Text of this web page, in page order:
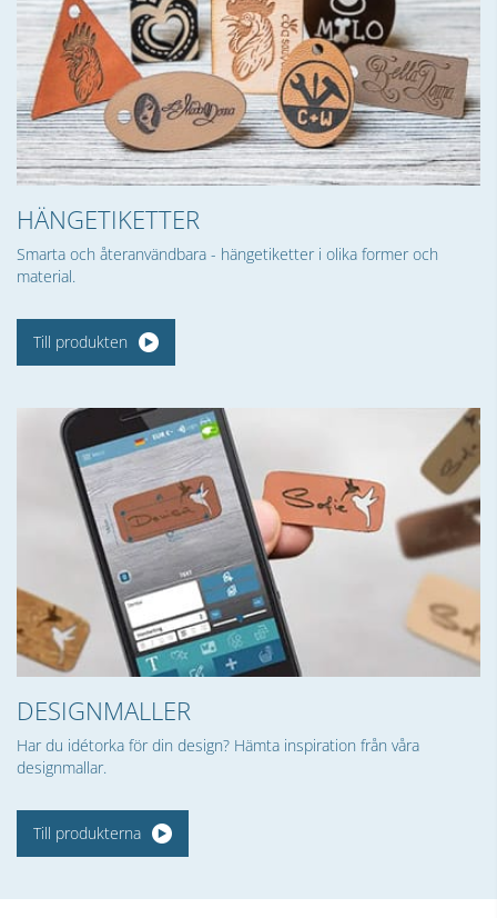
HÄNGETIKETTER
Smarta och återanvändbara - hängetiketter i olika former och
material.
Till produkten
DESIGNMALLER
Har du idétorka för din design? Hämta inspiration från våra
designmallar.
Till produkterna